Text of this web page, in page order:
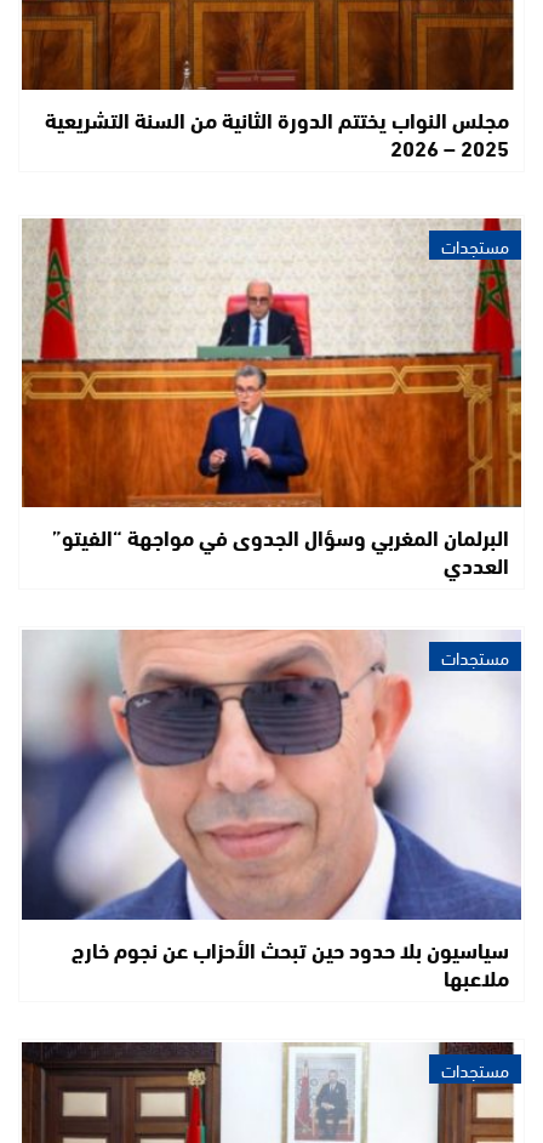
مجلس النواب يختتم الدورة الثانية من السنة التشريعية
2025 – 2026
مستجدات
البرلمان المغربي وسؤال الجدوى في مواجهة “الفيتو”
العددي
مستجدات
سياسيون بلا حدود حين تبحث الأحزاب عن نجوم خارج
ملاعبها
مستجدات